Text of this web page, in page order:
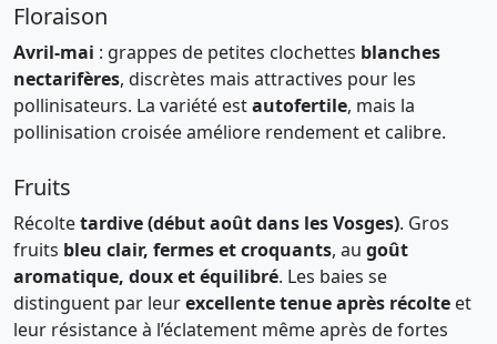
Floraison
Avril-mai : grappes de petites clochettes blanches
nectarifères, discrètes mais attractives pour les
pollinisateurs. La variété estautofertile, mais la
pollinisation croisée améliore rendement et calibre.
Fruits
Récoltetardive (début août dans les Vosges). Gros
fruits bleu clair, fermes et croquants, au goût
aromatique, doux et équilibré. Les baies se
distinguent par leurexcellente tenue après récolte et
leur résistance à l’éclatement même après de fortes